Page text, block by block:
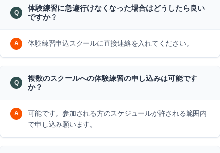
体験練習に急遽行けなくなった場合はどうしたら良い
ですか？
体験練習申込スクールに直接連絡を入れてください。
複数のスクールへの体験練習の申し込みは可能です
か？
可能です。参加される方のスケジュールが許される範囲内
で申し込み願います。